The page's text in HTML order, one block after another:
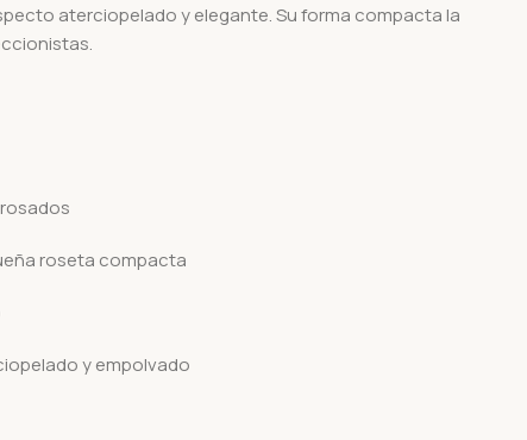
aterciopelado y elegante. Su forma compacta la
roseta compacta
y empolvado